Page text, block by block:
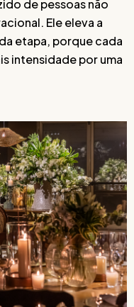
de pessoas não
Ele eleva a
etapa, porque cada
intensidade por uma